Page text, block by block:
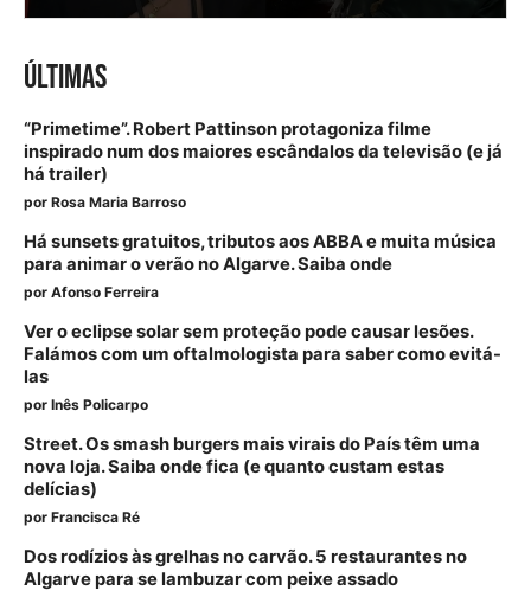
ÚLTIMAS
“Primetime”. Robert Pattinson protagoniza filme
inspirado num dos maiores escândalos da televisão (e já
há trailer)
por Rosa Maria Barroso
Há sunsets gratuitos, tributos aos ABBA e muita música
para animar o verão no Algarve. Saiba onde
por Afonso Ferreira
Ver o eclipse solar sem proteção pode causar lesões.
Falámos com um oftalmologista para saber como evitá-
las
por Inês Policarpo
Street. Os smash burgers mais virais do País têm uma
nova loja. Saiba onde fica (e quanto custam estas
delícias)
por Francisca Ré
Dos rodízios às grelhas no carvão. 5 restaurantes no
Algarve para se lambuzar com peixe assado